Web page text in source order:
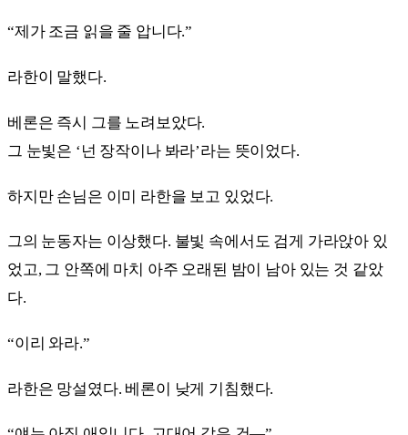
“제가 조금 읽을 줄 압니다.”
라한이 말했다.
베론은 즉시 그를 노려보았다.
그 눈빛은 ‘넌 장작이나 봐라’라는 뜻이었다.
하지만 손님은 이미 라한을 보고 있었다.
그의 눈동자는 이상했다. 불빛 속에서도 검게 가라앉아 있
었고, 그 안쪽에 마치 아주 오래된 밤이 남아 있는 것 같았
다.
“이리 와라.”
라한은 망설였다. 베론이 낮게 기침했다.